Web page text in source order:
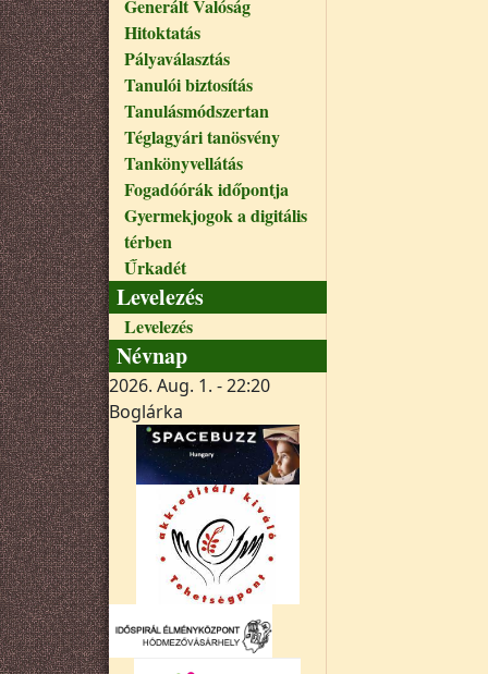
Generált Valóság
Hitoktatás
Pályaválasztás
Tanulói biztosítás
Tanulásmódszertan
Téglagyári tanösvény
Tankönyvellátás
Fogadóórák időpontja
Gyermekjogok a digitális
térben
Űrkadét
Levelezés
Levelezés
Névnap
2026. Aug. 1. - 22:20
Boglárka